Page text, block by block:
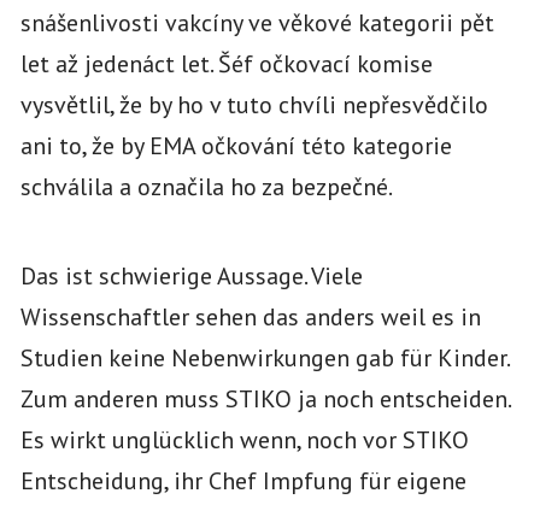
snášenlivosti vakcíny ve věkové kategorii pět
let až jedenáct let. Šéf očkovací komise
vysvětlil, že by ho v tuto chvíli nepřesvědčilo
ani to, že by EMA očkování této kategorie
schválila a označila ho za bezpečné.
Das ist schwierige Aussage. Viele
Wissenschaftler sehen das anders weil es in
Studien keine Nebenwirkungen gab für Kinder.
Zum anderen muss STIKO ja noch entscheiden.
Es wirkt unglücklich wenn, noch vor STIKO
Entscheidung, ihr Chef Impfung für eigene